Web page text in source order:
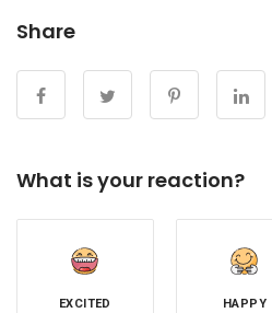
Share
What is your reaction?
EXCITED HAPPY